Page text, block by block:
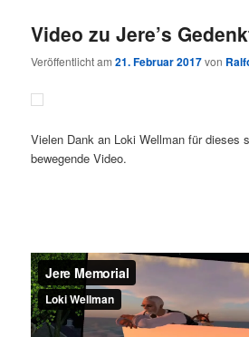
Video zu Jere’s
Veröffentlicht am21. Februar 2017von
Vielen Dank an Loki Wellman für dieses
bewegende Video.